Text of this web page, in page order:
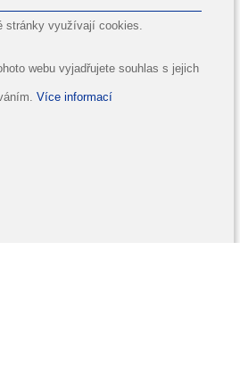
stránky využívají cookies.
webu vyjadřujete souhlas s jejich
Více informací